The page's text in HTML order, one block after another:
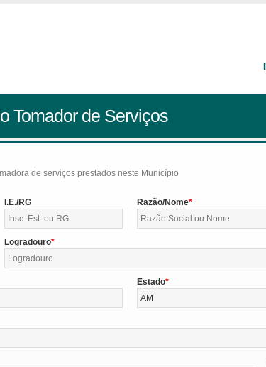
Tomador de Serviços
de serviços prestados neste Município
I.E./RG Razão/Nome
Logradouro
Estado
AM